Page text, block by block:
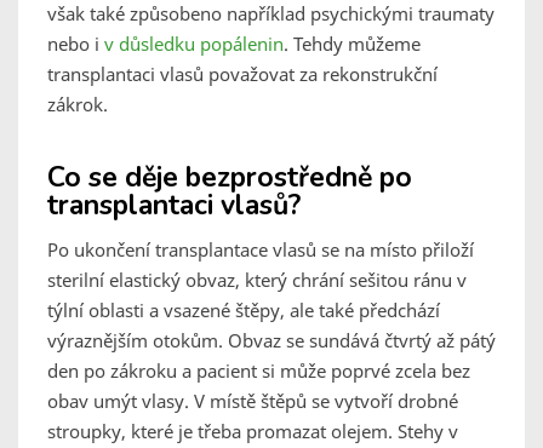
však také způsobeno například psychickými traumaty
nebo i v důsledku popálenin. Tehdy můžeme
transplantaci vlasů považovat za rekonstrukční
zákrok.
Co se děje bezprostředně po
transplantaci vlasů?
Po ukončení transplantace vlasů se na místo přiloží
sterilní elastický obvaz, který chrání sešitou ránu v
týlní oblasti a vsazené štěpy, ale také předchází
výraznějším otokům. Obvaz se sundává čtvrtý až pátý
den po zákroku a pacient si může poprvé zcela bez
obav umýt vlasy. V místě štěpů se vytvoří drobné
stroupky, které je třeba promazat olejem. Stehy v